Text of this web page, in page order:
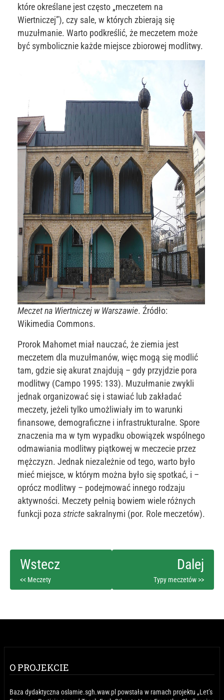
które określane jest często „meczetem na
Wiertniczej”), czy sale, w których zbierają się
muzułmanie. Warto podkreślić, że meczetem może
być symbolicznie każde miejsce zbiorowej modlitwy.
Meczet na Wiertniczej w Warszawie. Źródło:
Wikimedia Commons.
Prorok Mahomet miał nauczać, że ziemia jest
meczetem dla muzułmanów, więc mogą się modlić
tam, gdzie się akurat znajdują – gdy przyjdzie pora
modlitwy (Campo 1995: 133). Muzułmanie zwykli
jednak organizować się i stawiać lub zakładać
meczety, jeżeli tylko umożliwiały im to warunki
finansowe, demograficzne i infrastrukturalne. Spore
znaczenia ma w tym wypadku obowiązek wspólnego
odmawiania modlitwy piątkowej w meczecie przez
mężczyzn. Jednak niezależnie od tego, warto było
mieć miejsce, w którym można było się spotkać, i –
oprócz modlitwy – podejmować innego rodzaju
aktywności. Meczety pełnią bowiem wiele różnych
funkcji poza stricte sakralnymi (por. Role meczetów).
<< Meczety Typy meczetów >>
O PROJEKCIE
Baza dydaktyczna oslamie.sgh.waw.pl powstała w ramach projektu „Let’s